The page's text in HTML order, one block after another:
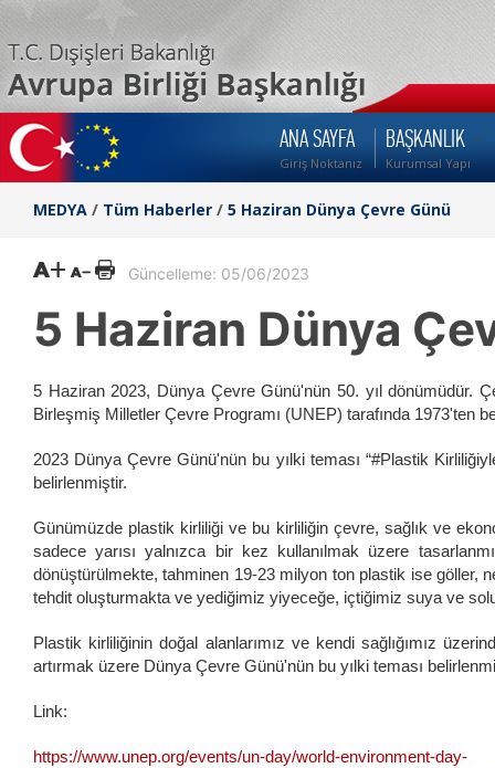
ANA SAYFA
Giriş Noktanız
BAŞKANLIK
Kurumsal Yapı
MEDYA / Tüm Haberler / 5 Haziran Dünya Çevre Günü
Güncelleme: 05/06/2023
5 Haziran Dünya
5 Haziran 2023, Dünya Çevre Günü'nün 50. yıl dönümüdür.
Birleşmiş Milletler Çevre Programı (UNEP) tarafında 1973'ten
2023 Dünya Çevre Günü'nün bu yılki teması “#Plastik
belirlenmiştir.
Günümüzde plastik kirliliği ve bu kirliliğin çevre, sağlık ve
sadece yarısı yalnızca bir kez kullanılmak üzere
dönüştürülmekte, tahminen 19-23 milyon ton plastik ise göller,
tehdit oluşturmakta ve yediğimiz yiyeceğe, içtiğimiz suya ve
Plastik kirliliğinin doğal alanlarımız ve kendi sağlığımız
artırmak üzere Dünya Çevre Günü'nün bu yılki teması
Link:
https://www.unep.org/events/un-day/world-environment-day-